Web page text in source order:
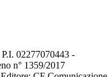
P.I. 02277070443 -
n° 1359/2017